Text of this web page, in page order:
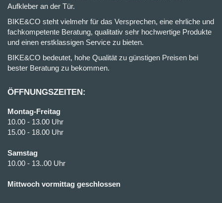
Aufkleber an der Tür.
BIKE&CO steht vielmehr für das Versprechen, eine ehrliche und
fachkompetente Beratung, qualitativ sehr hochwertige Produkte
und einen erstklassigen Service zu bieten.
BIKE&CO bedeutet, hohe Qualität zu günstigen Preisen bei
bester Beratung zu bekommen.
ÖFFNUNGSZEITEN:
Montag-Freitag
10.00 - 13.00 Uhr
15.00 - 18.00 Uhr
Samstag
10.00 - 13..00 Uhr
Mittwoch vormittag geschlossen